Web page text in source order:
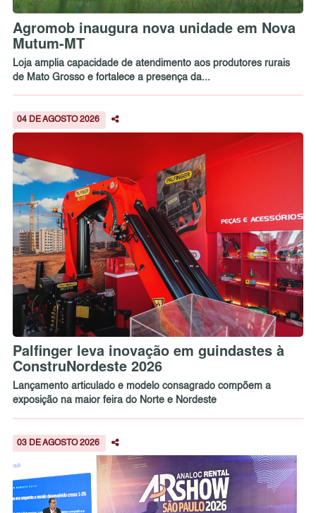
Agromob inaugura nova unidade em Nova
Mutum-MT
Loja amplia capacidade de atendimento aos produtores rurais
de Mato Grosso e fortalece a presença da...
04 DE AGOSTO 2026
Palfinger leva inovação em guindastes à
ConstruNordeste 2026
Lançamento articulado e modelo consagrado compõem a
exposição na maior feira do Norte e Nordeste
03 DE AGOSTO 2026